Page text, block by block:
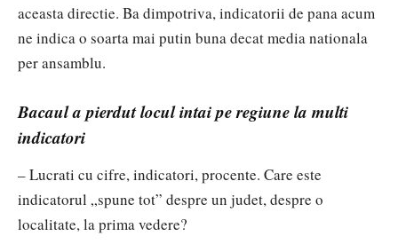
aceasta directie. Ba dimpotriva, indicatorii de pana acum
ne indica o soarta mai putin buna decat media nationala
per ansamblu.
Bacaul a pierdut locul intai pe regiune la multi
indicatori
– Lucrati cu cifre, indicatori, procente. Care este
indicatorul „spune tot” despre un judet, despre o
localitate, la prima vedere?